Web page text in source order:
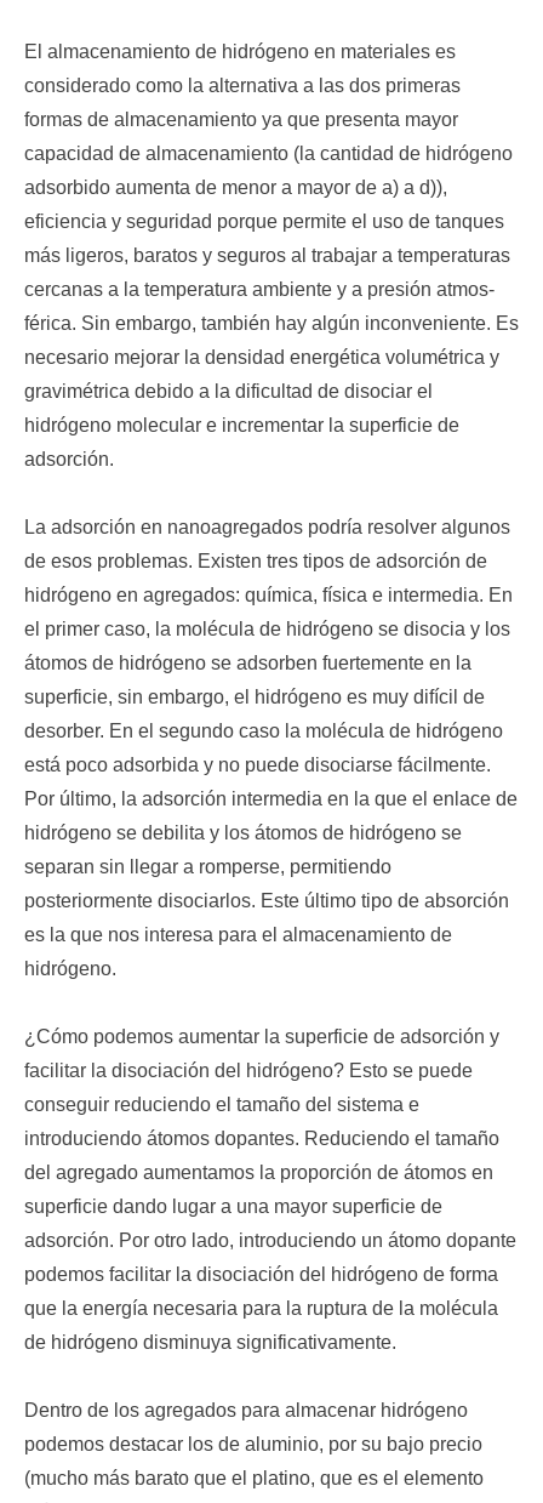
El almacenamiento de hidrógeno en materiales es
considerado como la alternativa a las dos pri­meras
formas de almacenamiento ya que presenta mayor
capacidad de almacenamiento (la cantidad de hidrógeno
adsorbido aumenta de menor a mayor de a) a d)),
eficiencia y seguridad porque permite el uso de tanques
más ligeros, baratos y seguros al trabajar a temperaturas
cercanas a la temperatura ambiente y a presión atmos­
férica. Sin embargo, también hay algún inconveniente. Es
necesario mejorar la densidad energética volumétrica y
gravimétrica debido a la dificultad de disociar el
hidrógeno molecular e incrementar la superficie de
adsorción.
La adsorción en nanoagregados podría resolver algunos
de esos problemas. Existen tres tipos de adsorción de
hidrógeno en agregados: química, física e intermedia. En
el primer caso, la molécula de hidrógeno se disocia y los
átomos de hidrógeno se adsorben fuertemente en la
superficie, sin embargo, el hidrógeno es muy difícil de
desorber. En el segundo caso la molécula de hidrógeno
está poco adsorbida y no puede disociarse fácilmente.
Por último, la adsorción intermedia en la que el enlace de
hidrógeno se debilita y los átomos de hidrógeno se
separan sin llegar a romperse, permitiendo
posteriormente disociarlos. Este último tipo de absorción
es la que nos interesa para el almacenamiento de
hidrógeno.
¿Cómo podemos aumentar la superficie de adsorción y
facilitar la disociación del hidrógeno? Esto se puede
conseguir reduciendo el tamaño del sistema e
introduciendo átomos dopantes. Reduciendo el tamaño
del agregado aumentamos la proporción de átomos en
superficie dando lugar a una mayor superficie de
adsorción. Por otro lado, introduciendo un átomo dopante
podemos facilitar la disociación del hidrógeno de forma
que la energía necesaria para la ruptura de la molécula
de hidrógeno disminuya significativamente.
Dentro de los agregados para almacenar hidrógeno
podemos destacar los de aluminio, por su bajo precio
(mucho más barato que el platino, que es el elemento